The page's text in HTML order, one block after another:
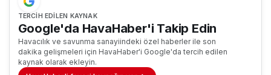
TERCIH EDILEN KAYNAK
Google'da HavaHaber'i Takip Edin
Havacılık ve savunma sanayiindeki özel haberler ile son
dakika gelişmeleri için HavaHaber'i Google'da tercih edilen
kaynak olarak ekleyin.